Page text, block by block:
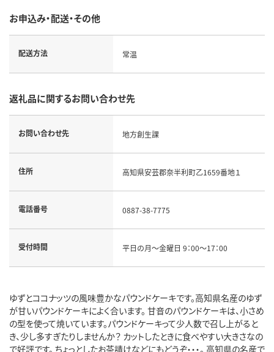
お申込み・配送・その他
配送方法 常温
返礼品に関するお問い合わせ先
お問い合わせ先 地方創生課
住所 高知県安芸郡奈半利町乙1659番地１
電話番号 0887-38-7775
受付時間 平日の月～金曜日 9：00～17：00
ゆずとココナッツの風味豊かなパウンドケーキです。高知県名産のゆず
が甘いパウンドケーキによく合います。 甘音のパウンドケーキは、小さめ
の型を使って焼いています。パウンドケーキって少人数で召し上がると
き、少し多すぎたりしませんか？ カットしたときに食べやすい大きさなの
で好評です。 ちょっとしたお茶請けなどにもどうぞ・・・。 高知県の名産で